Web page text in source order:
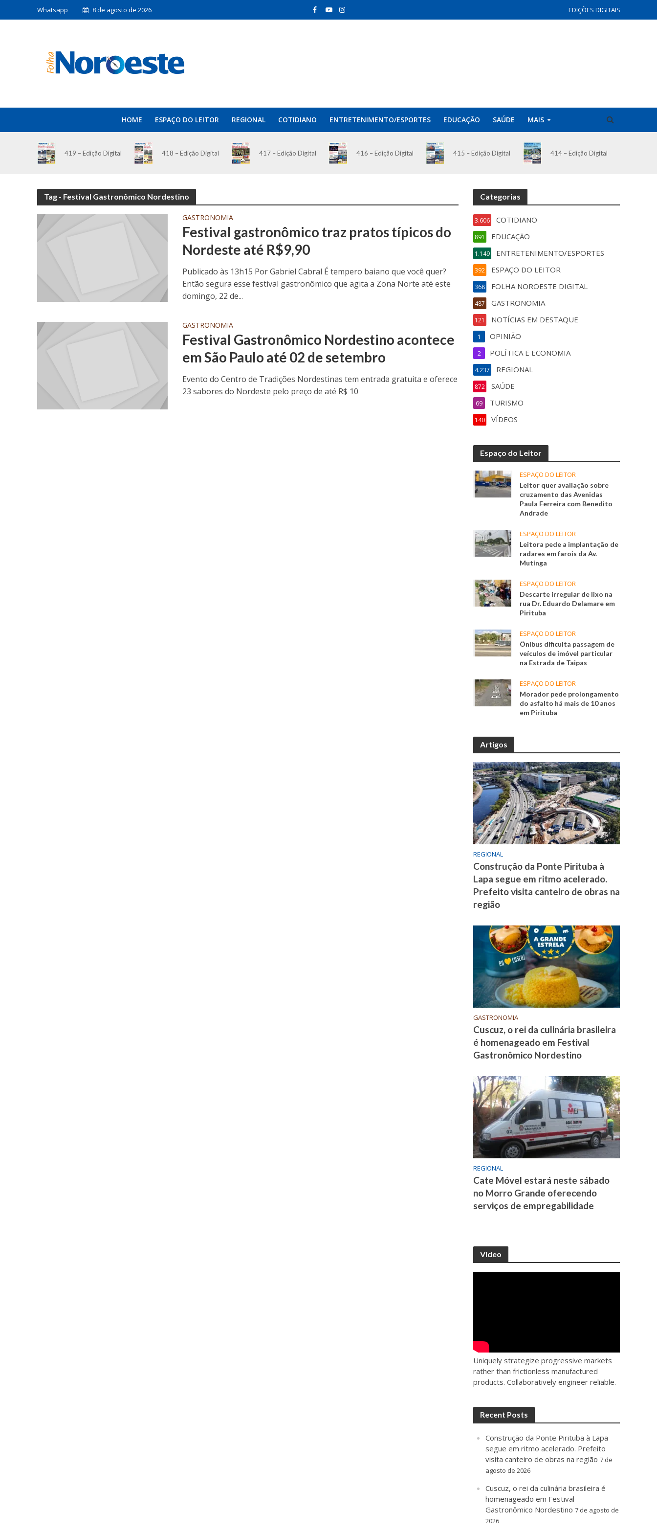
Whatsapp 8 de agosto de 2026 EDIÇÕES DIGITAIS
HOME ESPAÇO DO LEITOR REGIONAL COTIDIANO ENTRETENIMENTO/ESPORTES EDUCAÇÃO SAÚDE MAIS
419 – Edição Digital 418 – Edição Digital 417 – Edição Digital 416 – Edição Digital 415 – Edição Digital 414 – Edição Digital
Tag - Festival Gastronômico Nordestino
GASTRONOMIA
Festival gastronômico traz pratos típicos do
Nordeste até R$9,90
Publicado às 13h15 Por Gabriel Cabral É tempero baiano que você quer?
Então segura esse festival gastronômico que agita a Zona Norte até este
domingo, 22 de...
GASTRONOMIA
Festival Gastronômico Nordestino acontece
em São Paulo até 02 de setembro
Evento do Centro de Tradições Nordestinas tem entrada gratuita e oferece
23 sabores do Nordeste pelo preço de até R$ 10
Categorias
COTIDIANO
3.606
EDUCAÇÃO
891
ENTRETENIMENTO/ESPORTES
1.149
ESPAÇO DO LEITOR
392
FOLHA NOROESTE DIGITAL
368
GASTRONOMIA
487
NOTÍCIAS EM DESTAQUE
121
OPINIÃO
1
POLÍTICA E ECONOMIA
2
REGIONAL
4.237
SAÚDE
872
TURISMO
69
VÍDEOS
140
Espaço do Leitor
ESPAÇO DO LEITOR
Leitor quer avaliação sobre
cruzamento das Avenidas
Paula Ferreira com Benedito
Andrade
ESPAÇO DO LEITOR
Leitora pede a implantação de
radares em farois da Av.
Mutinga
ESPAÇO DO LEITOR
Descarte irregular de lixo na
rua Dr. Eduardo Delamare em
Pirituba
ESPAÇO DO LEITOR
Ônibus dificulta passagem de
veículos de imóvel particular
na Estrada de Taipas
ESPAÇO DO LEITOR
Morador pede prolongamento
do asfalto há mais de 10 anos
em Pirituba
Artigos
REGIONAL
Construção da Ponte Pirituba à
Lapa segue em ritmo acelerado.
Prefeito visita canteiro de obras na
região
GASTRONOMIA
Cuscuz, o rei da culinária brasileira
é homenageado em Festival
Gastronômico Nordestino
REGIONAL
Cate Móvel estará neste sábado
no Morro Grande oferecendo
serviços de empregabilidade
Video
Uniquely strategize progressive markets
rather than frictionless manufactured
products. Collaboratively engineer reliable.
Recent Posts
Construção da Ponte Pirituba à Lapa
segue em ritmo acelerado. Prefeito
visita canteiro de obras na região 7 de
agosto de 2026
Cuscuz, o rei da culinária brasileira é
homenageado em Festival
Gastronômico Nordestino 7 de agosto de
2026